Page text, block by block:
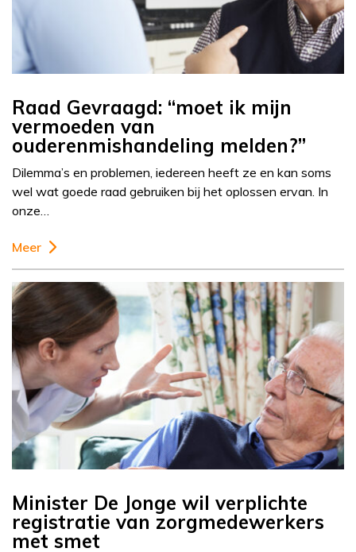
Raad Gevraagd: “moet ik mijn
vermoeden van
ouderenmishandeling melden?”
Dilemma’s en problemen, iedereen heeft ze en kan soms
wel wat goede raad gebruiken bij het oplossen ervan. In
onze…
Meer
Minister De Jonge wil verplichte
registratie van zorgmedewerkers
met smet